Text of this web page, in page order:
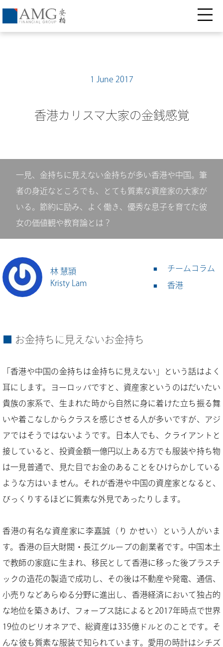
1 June 2017
香港カリスマ大家の金銭感覚
一見、金持ちに見えない金持ちが多い香港や中国。筆
者の身近なところでも、とても質素な資産家の大家が
いる。節約に励み、よく働き、優秀な息子を育てた彼
女の価値観や教育論とは？
林 慧頴
Kristy Lam
チームコラム
香港
お金持ちに見えないお金持ち
「香港や中国の金持ちは金持ちに見えない」という話はよく
耳にします。ヨーロッパですと、資産家というのはだいたい
貴族の家系で、生まれた時から自然に身に着けた立ち振る舞
いや着こなしからクラスを感じさせる人が多いですが、アジ
アではそうではないようです。日本人でも、クライアントと
接していると、投資金額一億円以上ある方でも服装や持ち物
は一見普通で、見た目でお金のあることをひけらかしている
ような方はいません。それが香港や中国の資産家となると、
びっくりするほどに質素な外見であったりします。
香港の有名な資産家に李嘉誠（り かせい）という人がいま
す。香港の巨大財閥・長江グループの創業者です。中国本土
で教師の家庭に生まれ、移民として香港に移った後プラスチ
ックの造花の製造で成功し、その後は不動産や発電、通信、
小売りなどあらゆる分野に進出し、香港経済において独占的
な地位を築きあげ、フォーブス誌によると2017年時点で世界
19位のビリオネアで、総資産は335億ドルとのことです。そ
んな彼も質素な服装で知られています。愛用の時計はシチズ